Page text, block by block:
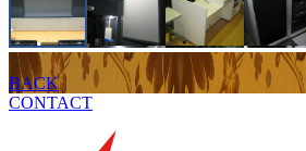
BACK
CONTACT